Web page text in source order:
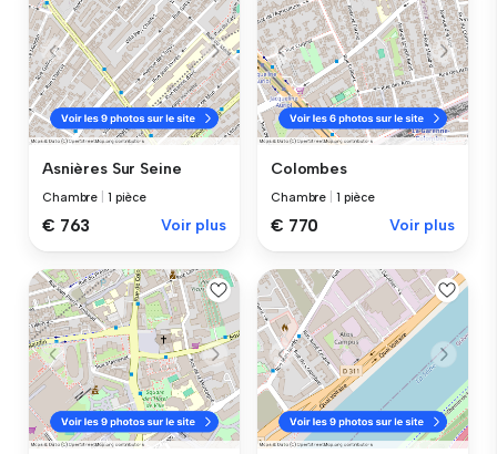
Asnières Sur Seine
Chambre 1 pièce
€ 763 Voir plus
Colombes
Chambre 1 pièce
€ 770 Voir plus